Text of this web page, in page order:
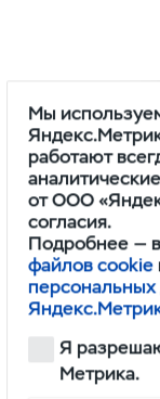
Мы
работают
от ООО
согласия.
Подробнее — в
файлов cookie
Я
Метрика.